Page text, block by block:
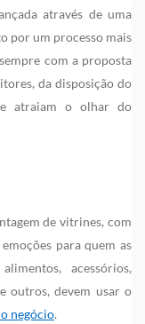
através de uma
por um processo mais
com a proposta
da disposição do
atraiam o olhar do
de vitrines, com
para quem as
acessórios,
outros, devem usar o
negócio.